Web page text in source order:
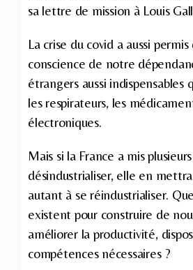
sa lettre de mission à Louis
La crise du covid a aussi
conscience de notre
étrangers aussi indispensables
les respirateurs, les
électroniques.
Mais si la France a mis
désindustrialiser, elle en
autant à se réindustrialiser.
existent pour construire de
améliorer la productivité,
compétences nécessaires ?